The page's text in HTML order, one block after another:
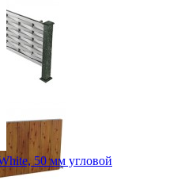
50 мм угловой